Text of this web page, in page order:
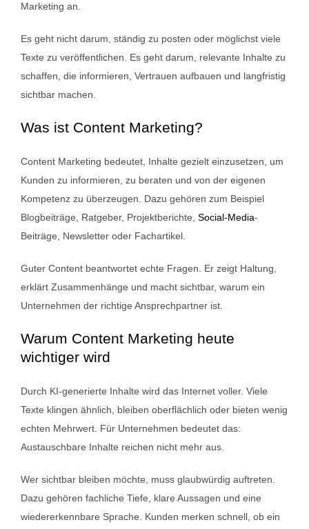
Marketing an.
Es geht nicht darum, ständig zu posten oder möglichst viele
Texte zu veröffentlichen. Es geht darum, relevante Inhalte zu
schaffen, die informieren, Vertrauen aufbauen und langfristig
sichtbar machen.
Was ist Content Marketing?
Content Marketing bedeutet, Inhalte gezielt einzusetzen, um
Kunden zu informieren, zu beraten und von der eigenen
Kompetenz zu überzeugen. Dazu gehören zum Beispiel
Blogbeiträge, Ratgeber, Projektberichte, Social-Media-
Beiträge, Newsletter oder Fachartikel.
Guter Content beantwortet echte Fragen. Er zeigt Haltung,
erklärt Zusammenhänge und macht sichtbar, warum ein
Unternehmen der richtige Ansprechpartner ist.
Warum Content Marketing heute
wichtiger wird
Durch KI-generierte Inhalte wird das Internet voller. Viele
Texte klingen ähnlich, bleiben oberflächlich oder bieten wenig
echten Mehrwert. Für Unternehmen bedeutet das:
Austauschbare Inhalte reichen nicht mehr aus.
Wer sichtbar bleiben möchte, muss glaubwürdig auftreten.
Dazu gehören fachliche Tiefe, klare Aussagen und eine
wiedererkennbare Sprache. Kunden merken schnell, ob ein